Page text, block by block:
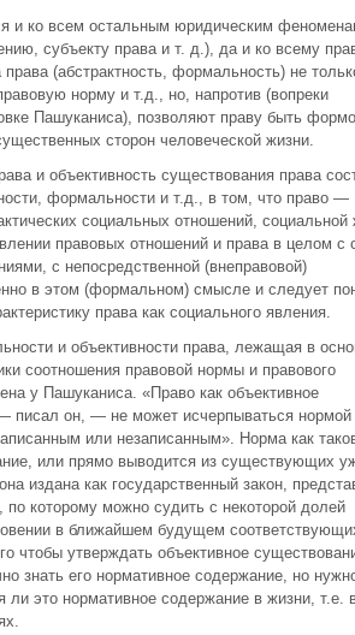
и ко всем остальным юридическим
субъекту права и т. д.), да и ко всему
(абстрактность, формальность) не
норму и т.д., но, напротив (вопреки
Пашуканиса), позволяют праву быть
сторон человеческой жизни.
и объективность существования права
формальности и т.д., в том, что право —
социальных отношений, социальной
правовых отношений и права в целом с
с непосредственной (внеправовой)
в этом (формальном) смысле и следует
права как социального явления.
и объективности права, лежащая в
соотношения правовой нормы и правового
у Пашуканиса. «Право как объективное
писал он, — не может исчерпываться нормой
или незаписанным». Норма как
или прямо выводится из существующих
издана как государственный закон,
по которому можно судить с некоторой долей
в ближайшем будущем
чтобы утверждать объективное
знать его нормативное содержание, но
ли это нормативное содержание в жизни, т.е.